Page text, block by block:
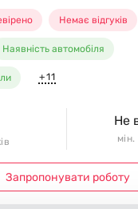
Немає відгуків
Наявність автомобіля
+11
Не
мін.
Запропонувати роботу